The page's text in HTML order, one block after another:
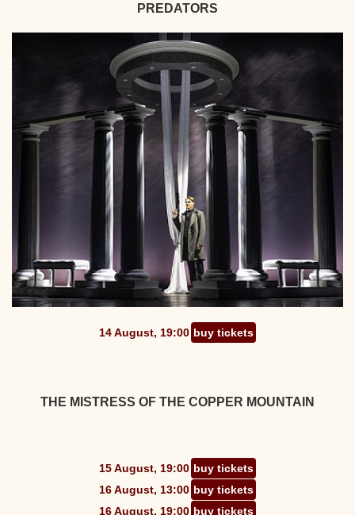
PREDATORS
14 August, 19:00 buy tickets
THE MISTRESS OF THE COPPER MOUNTAIN
15 August, 19:00 buy tickets
16 August, 13:00 buy tickets
16 August, 19:00 buy tickets